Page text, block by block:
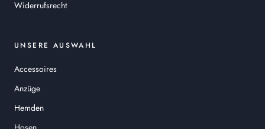
Widerrufsrecht
UNSERE AUSWAHL
Accessoires
Anzüge
Hemden